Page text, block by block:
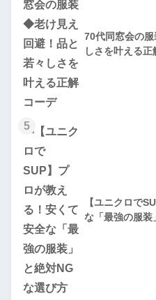
70代同窓会の
しさを叶える正
5
【ユニクロで
な「最強の服